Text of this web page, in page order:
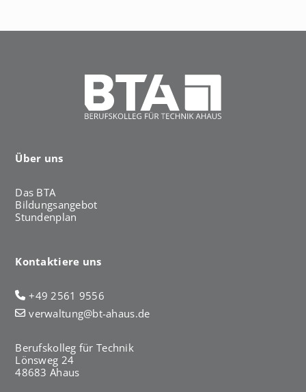
u
Über uns
Das BTA
Bildungsangebot
Stundenplan
Kontaktiere uns
+49 2561 9556
verwaltung@bt-ahaus.de
Berufskolleg für Technik
Lönsweg 24
48683 Ahaus